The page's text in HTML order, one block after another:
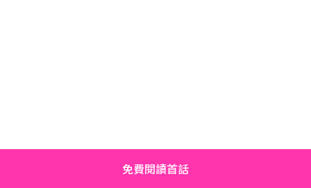
免費閱讀首話